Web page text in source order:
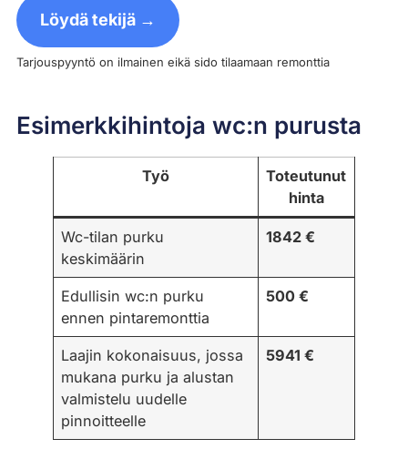
Löydä tekijä →
Tarjouspyyntö on ilmainen eikä sido tilaamaan remonttia
Esimerkkihintoja wc:n purusta
Työ
Toteutunut
hinta
Wc-tilan purku
keskimäärin
1842 €
Edullisin wc:n purku
ennen pintaremonttia
500 €
Laajin kokonaisuus, jossa
mukana purku ja alustan
valmistelu uudelle
pinnoitteelle
5941 €